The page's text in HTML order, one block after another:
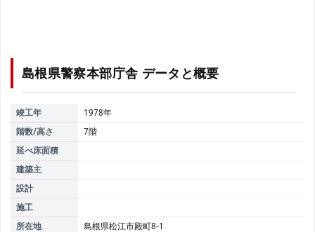
島根県警察本部庁舎 データと概要
竣工年
1978年
階数/高さ
7階
延べ床面積
建築主
設計
施工
所在地
島根県松江市殿町8-1